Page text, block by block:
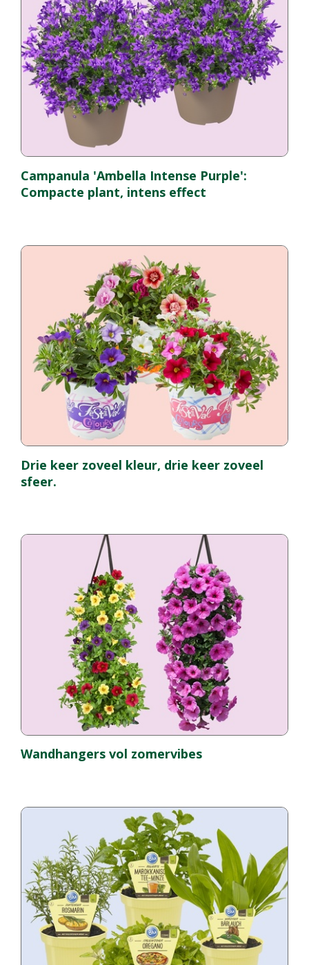
Campanula 'Ambella Intense Purple':
Compacte plant, intens effect
Drie keer zoveel kleur, drie keer zoveel
sfeer.
Wandhangers vol zomervibes